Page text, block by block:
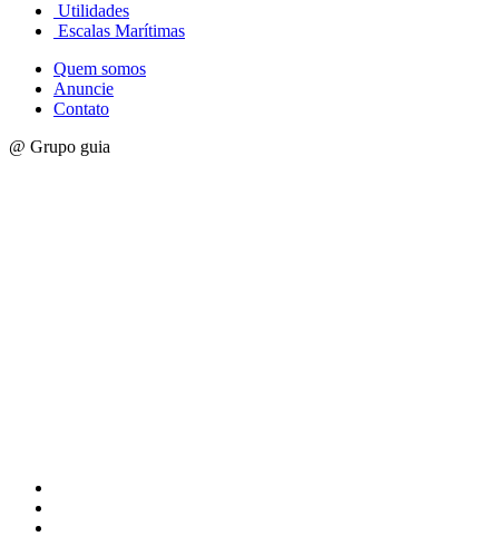
Utilidades
Escalas Marítimas
Quem somos
Anuncie
Contato
@ Grupo guia